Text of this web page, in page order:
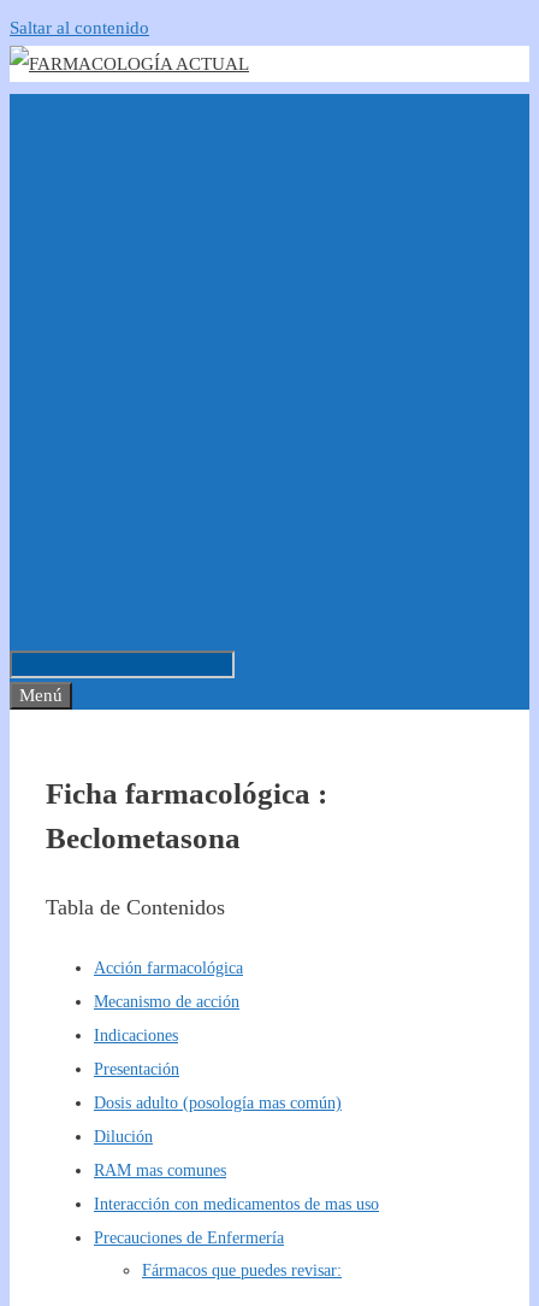
Saltar al contenido
Menú
Ficha farmacológica :
Beclometasona
Tabla de Contenidos
Acción farmacológica
Mecanismo de acción
Indicaciones
Presentación
Dosis adulto (posología mas común)
Dilución
RAM mas comunes
Interacción con medicamentos de mas uso
Precauciones de Enfermería
Fármacos que puedes revisar: